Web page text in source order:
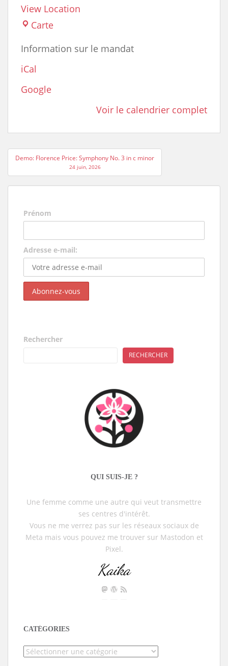
View Location
CarteSalle
Information sur le mandat
iCal
Google
Voir le calendrier complet
Navigation
Demo: Florence Price: Symphony No. 3 in c minor
24 juin, 2026
Prénom
Adresse e-mail:
Rechercher
RECHERCHER
QUI SUIS-JE ?
Une femme comme une autre qui veut transmettre
ses centres d'intérêt.
Vous ne me verrez pas sur les réseaux sociaux de
Meta mais vous pouvez me trouver sur Mastodon et
Pixel.
Kaika
CATÉGORIES
Catégories